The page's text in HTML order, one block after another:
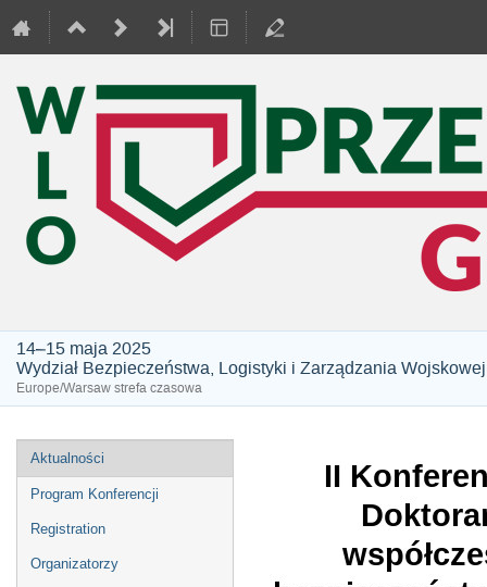
14–15 maja 2025
Wydział Bezpieczeństwa, Logistyki i Zarządzania
Europe/Warsaw strefa czasowa
Event
menu
Aktualności
Program Konferencji
Registration
Organizatorzy
II